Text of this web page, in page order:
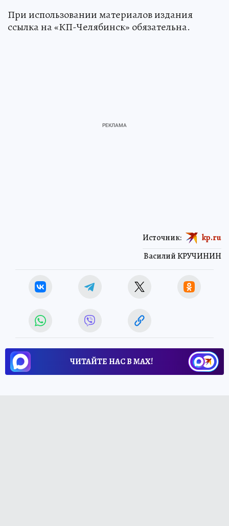
При использовании материалов издания
ссылка на «КП-Челябинск» обязательна.
Василий КРУЧИНИН
Источник: kp.ru
ЧИТАЙТЕ НАС В МАХ!